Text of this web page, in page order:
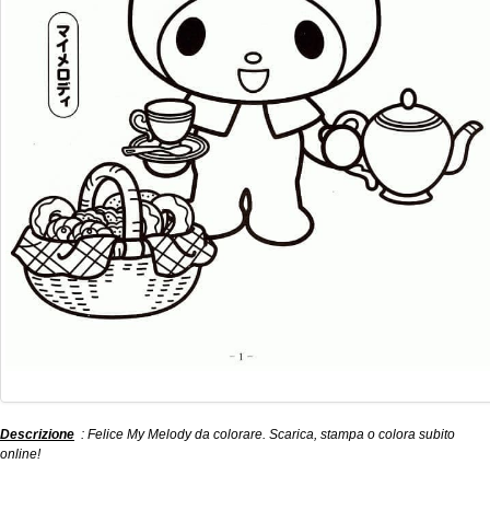
Descrizione : Felice My Melody da colorare. Scarica, stampa o colora subito
online!